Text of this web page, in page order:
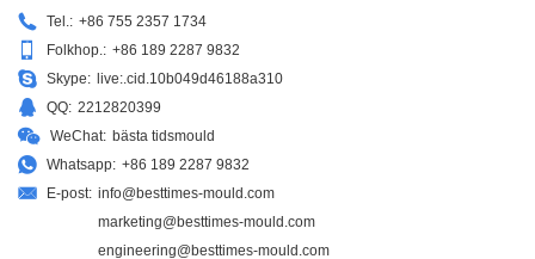
Tel.: +86 755 2357 1734
Folkhop.: +86 189 2287 9832
Skype: live:.cid.10b049d46188a310
QQ: 2212820399
WeChat: bästa tidsmould
Whatsapp: +86 189 2287 9832
E-post: info@besttimes-mould.com
marketing@besttimes-mould.com
engineering@besttimes-mould.com